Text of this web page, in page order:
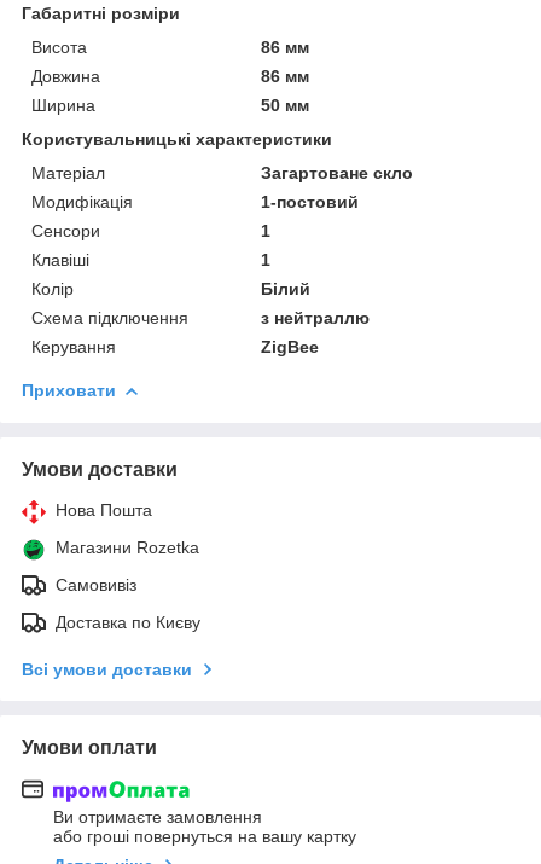
Габаритні розміри
Висота
86 мм
Довжина
86 мм
Ширина
50 мм
Користувальницькі характеристики
Матеріал
Загартоване скло
Модифікація
1-постовий
Сенсори
1
Клавіші
1
Колір
Білий
Схема підключення
з нейтраллю
Керування
ZigBee
Приховати
Умови доставки
Нова Пошта
Магазини Rozetka
Самовивіз
Доставка по Києву
Всі умови доставки
Умови оплати
Ви отримаєте замовлення
або гроші повернуться на вашу картку